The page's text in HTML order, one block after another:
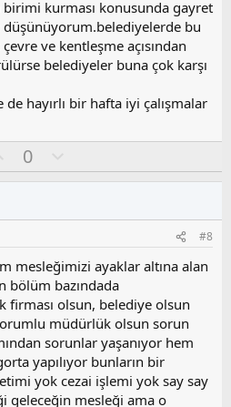
kurması konusunda gayret
bu
ve kentleşme açısından
belediyeler buna çok karşı
hayırlı bir hafta iyi çalışmalar
y
0
l
s
u
z
o
y
l
a
#8
mesleğimizi ayaklar altına alan
bölüm bazındada
firması olsun, belediye olsun
müdürlük olsun sorun
sorunlar yaşanıyor hem
yapılıyor bunların bir
yok cezai işlemi yok say say
geleceğin mesleği ama o